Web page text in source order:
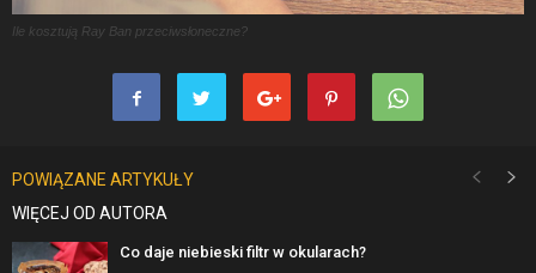
Ile kosztują Ray Ban przeciwsłoneczne?
POWIĄZANE ARTYKUŁY
WIĘCEJ OD AUTORA
Co daje niebieski filtr w okularach?